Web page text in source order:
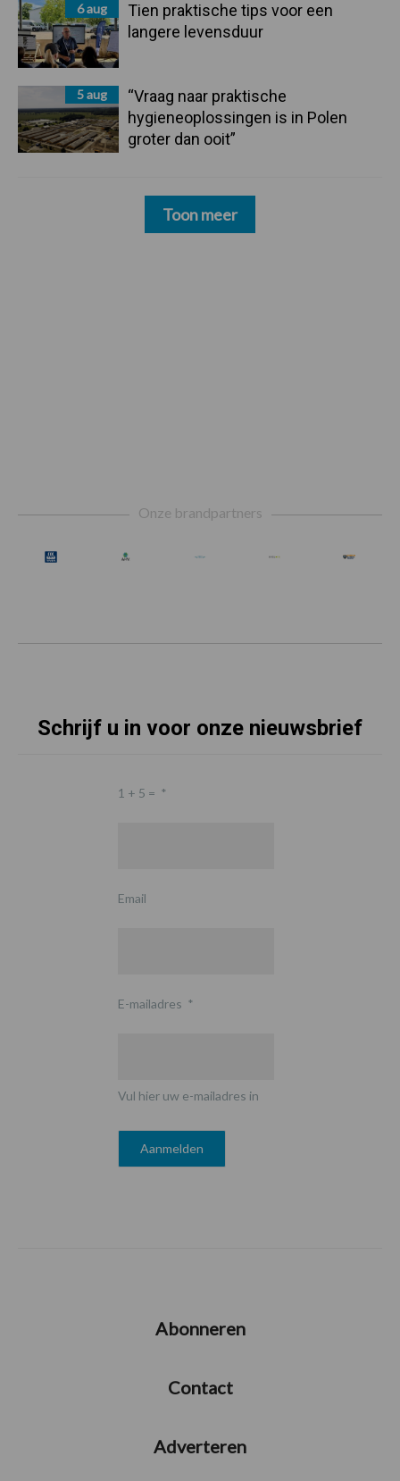
6 aug
Tien praktische tips voor een
langere levensduur
5 aug
“Vraag naar praktische
hygieneoplossingen is in Polen
groter dan ooit”
Toon meer
Onze brandpartners
Schrijf u in voor onze nieuwsbrief
1 + 5 = *
Email
E-mailadres *
Vul hier uw e-mailadres in
Abonneren
Contact
Adverteren